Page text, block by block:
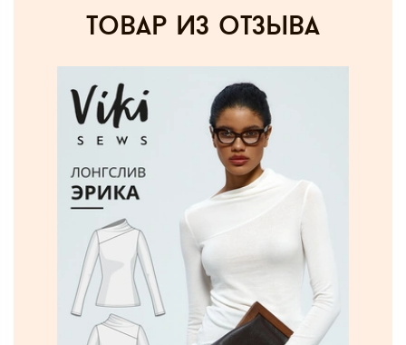
товар из отзыва